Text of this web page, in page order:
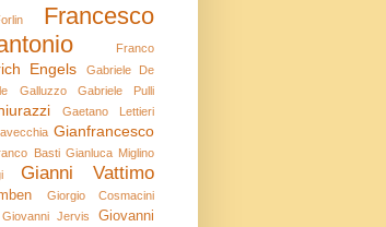
Francesco
Franco
Engels
Gabriele De
Galluzzo Gabriele Pulli
Gaetano Lettieri
Gianfrancesco
Basti Gianluca Miglino
Gianni Vattimo
Giorgio Cosmacini
Giovanni Jervis
Giovanni